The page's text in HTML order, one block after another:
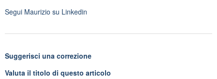
Segui Maurizio su Linkedin
Suggerisci una correzione
Valuta il titolo di questo articolo